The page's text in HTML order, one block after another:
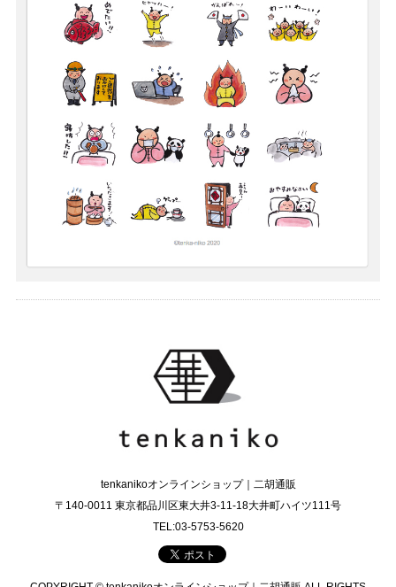
tenkanikoオンラインショップ｜二胡通販
〒140-0011 東京都品川区東大井3-11-18大井町ハイツ111号
TEL:03-5753-5620